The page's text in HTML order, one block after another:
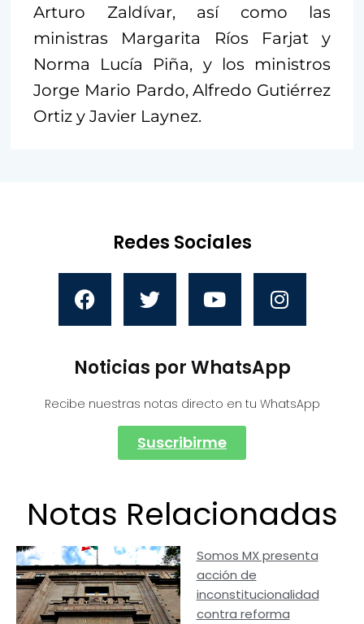
Arturo Zaldívar, así como las
ministras Margarita Ríos Farjat y
Norma Lucía Piña, y los ministros
Jorge Mario Pardo, Alfredo Gutiérrez
Ortiz y Javier Laynez.
Redes Sociales
Noticias por WhatsApp
Recibe nuestras notas directo en tu WhatsApp
Suscribirme
Notas Relacionadas
Somos MX presenta
acción de
inconstitucionalidad
contra reforma